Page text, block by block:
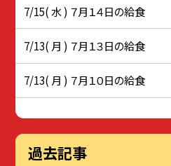
7/15( 水 ) ７月１４日の給食
7/13( 月 ) ７月１３日の給食
7/13( 月 ) ７月１０日の給食
過去記事